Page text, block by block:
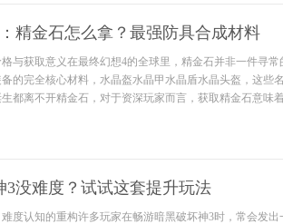
精金石怎么拿？最强防具合成材料
与获取意义在最终幻想4的全球里，精金石并非一件寻
的完全核心材料，水晶盔水晶甲水晶盾水晶头盔，这些
都离不开精金石，对于资深玩家而言，获取精金石意味
3没难度？试试这套提升玩法
度认知的重构许多玩家在畅游暗黑破坏神3时，常会发